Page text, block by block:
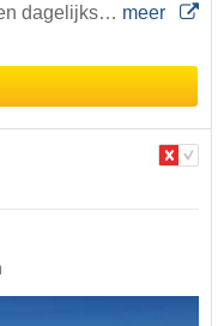
dagelijks… meer